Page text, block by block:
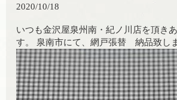
2020/10/18
いつも金沢屋泉州南・紀ノ川店を頂き
す。 泉南市にて、網戸張替 納品致し